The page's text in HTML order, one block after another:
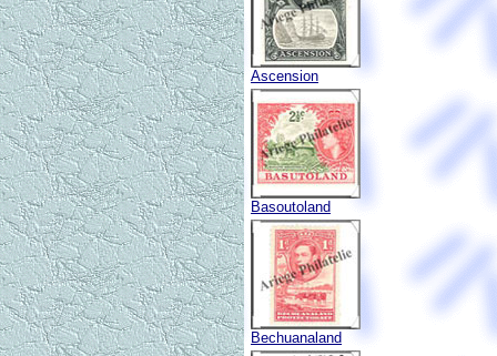
Ascension
Basoutoland
Bechuanaland